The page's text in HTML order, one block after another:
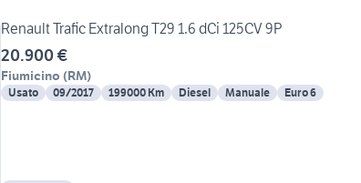
Renault Trafic Extralong T29 1.6 dCi 125CV 9P
20.900 €
Fiumicino (RM)
Usato 09/2017 199000 Km Diesel Manuale Euro 6